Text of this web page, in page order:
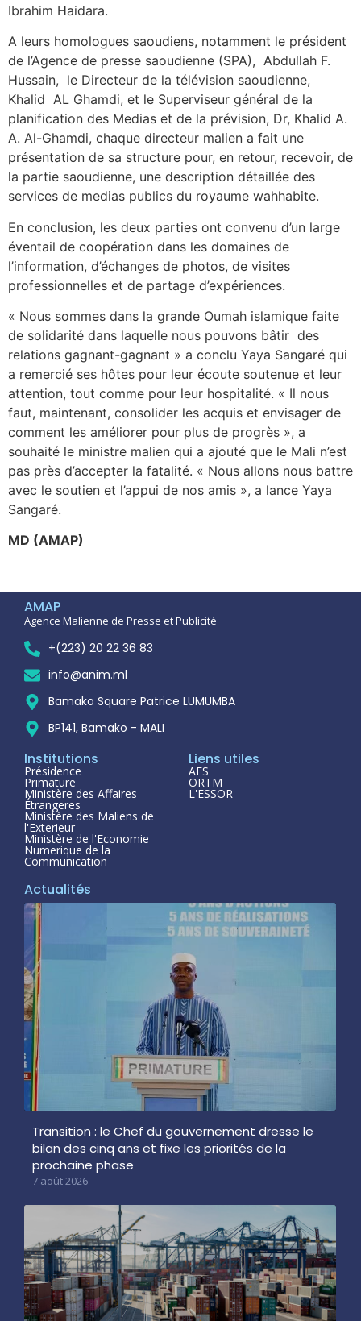
Ibrahim Haidara.
A leurs homologues saoudiens, notamment le président
de l’Agence de presse saoudienne (SPA), Abdullah F.
Hussain, le Directeur de la télévision saoudienne,
Khalid AL Ghamdi, et le Superviseur général de la
planification des Medias et de la prévision, Dr, Khalid A.
A. Al-Ghamdi, chaque directeur malien a fait une
présentation de sa structure pour, en retour, recevoir, de
la partie saoudienne, une description détaillée des
services de medias publics du royaume wahhabite.
En conclusion, les deux parties ont convenu d’un large
éventail de coopération dans les domaines de
l’information, d’échanges de photos, de visites
professionnelles et de partage d’expériences.
« Nous sommes dans la grande Oumah islamique faite
de solidarité dans laquelle nous pouvons bâtir des
relations gagnant-gagnant » a conclu Yaya Sangaré qui
a remercié ses hôtes pour leur écoute soutenue et leur
attention, tout comme pour leur hospitalité. « Il nous
faut, maintenant, consolider les acquis et envisager de
comment les améliorer pour plus de progrès », a
souhaité le ministre malien qui a ajouté que le Mali n’est
pas près d’accepter la fatalité. « Nous allons nous battre
avec le soutien et l’appui de nos amis », a lance Yaya
Sangaré.
MD (AMAP)
AMAP
Agence Malienne de Presse et Publicité
+(223) 20 22 36 83
info@anim.ml
Bamako Square Patrice LUMUMBA
BP141, Bamako - MALI
Institutions
Présidence
Primature
Ministère des Affaires
Étrangeres
Ministère des Maliens de
l'Exterieur
Ministère de l'Economie
Numerique de la
Communication
Liens utiles
AES
ORTM
L'ESSOR
Actualités
Transition : le Chef du gouvernement dresse le
bilan des cinq ans et fixe les priorités de la
prochaine phase
7 août 2026